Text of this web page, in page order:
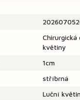
Chirurgická
květiny
1cm
stříbrná
Luční